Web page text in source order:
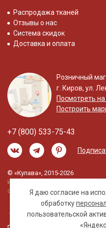
Я даю согласие на
обработку
пользовательской
Распродажа тканей
Отзывы о нас
Система скидок
Доставка и оплата
Розничный
г. Киров, ул.
Посмотреть на
Построить
+7 (800) 533-75-43
© «Купава», 2015-2026
Информация на сайте не
офертой.